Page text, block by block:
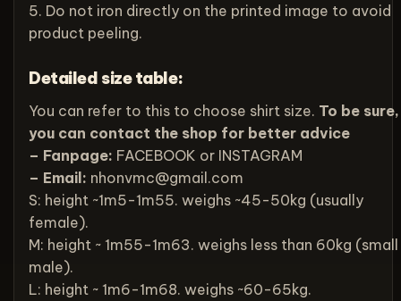
5. Do not iron directly on the printed image to avoid
product peeling.
Detailed size table:
You can refer to this to choose shirt size. To be sure,
you can contact the shop for better advice
– Fanpage: FACEBOOK or INSTAGRAM
– Email: nhonvmc@gmail.com
S: height ~1m5-1m55. weighs ~45-50kg (usually
female).
M: height ~ 1m55-1m63. weighs less than 60kg (small
male).
L: height ~ 1m6-1m68. weighs ~60-65kg.